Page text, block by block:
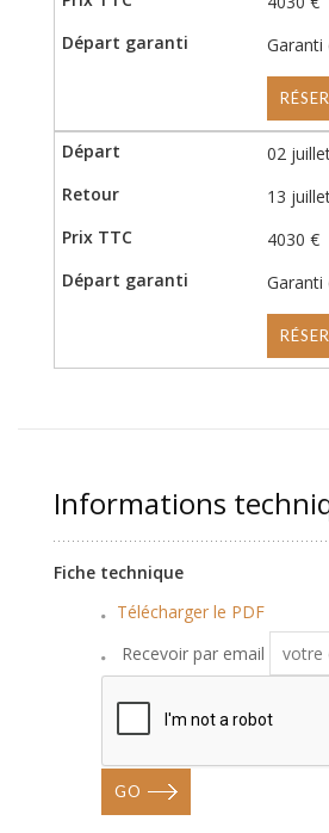
Garanti
02
13
4030 €
Garanti
Informations
Fiche technique
Télécharger le PDF
Recevoir par email
GO